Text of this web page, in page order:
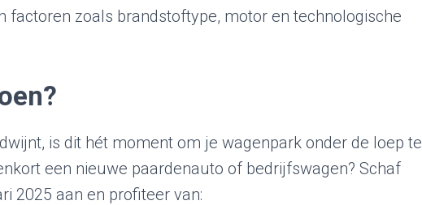
factoren zoals brandstoftype, motor en technologische
is dit hét moment om je wagenpark onder de loep te
een nieuwe paardenauto of bedrijfswagen? Schaf
2025 aan en profiteer van: